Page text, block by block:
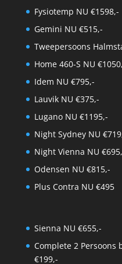
Fysiotemp NU €1598,-
Gemini NU €515,-
Tweepersoons
Home 460-S NU
Idem NU €795,-
Lauvik NU €375,-
Lugano NU €1195,-
Night Sydney NU
Night Vienna NU
Odensen NU €815,-
Plus Contra NU €495
Sienna NU €655,-
Complete 2 Persoons
€199,-